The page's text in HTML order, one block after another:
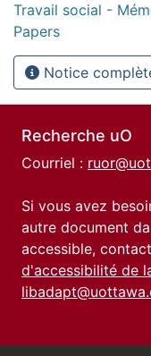
Travail social -
Papers
Notice
Recherche uO
Courriel :
Si vous avez
autre document
accessible,
d'accessibilité de